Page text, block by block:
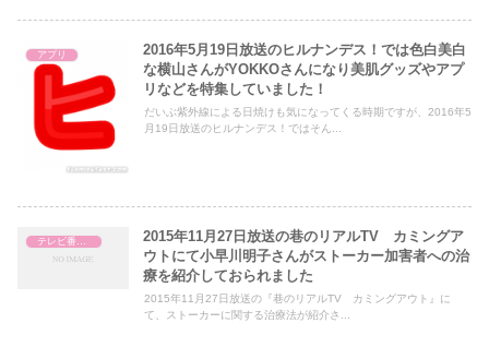
アプリ
2016年5月19日放送のヒルナンデス！では色白美白
な横山さんがYOKKOさんになり美肌グッズやアプ
リなどを特集していました！
だいぶ紫外線による日焼けも気になってくる時期ですが、2016年5
月19日放送のヒルナンデス！ではそん...
テレビ番組レビュー
2015年11月27日放送の巷のリアルTV カミングア
ウトにて小早川明子さんがストーカー加害者への治
療を紹介しておられました
2015年11月27日放送の『巷のリアルTV カミングアウト』に
て、ストーカーに関する治療法が紹介さ...